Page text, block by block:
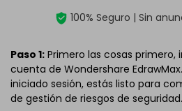
100% Seguro | Sin
Paso 1: Primero las cosas primero,
cuenta de Wondershare
iniciado sesión, estás listo para
de gestión de riesgos de seguridad.